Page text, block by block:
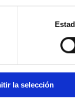
la selección